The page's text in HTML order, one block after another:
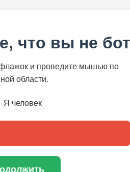
что вы не бот
флажок и проведите мышью по
области.
Я человек